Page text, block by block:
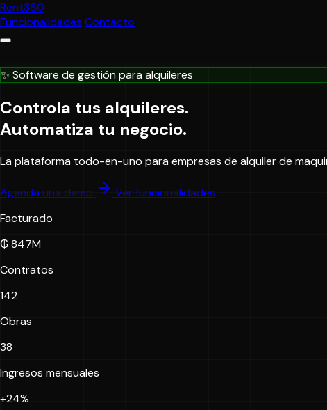
Rent360
Funcionalidades Contacto
✨ Software de gestión para alquileres
Controla tus alquileres.
Automatiza tu negocio.
La plataforma todo-en-uno para empresas de alquiler de
Agenda una demo
Ver funcionalidades
Facturado
₲ 847M
Contratos
142
Obras
38
Ingresos mensuales
+24%